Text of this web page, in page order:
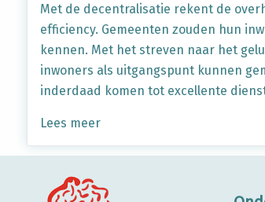
Met de decentralisatie rekent de
efficiency. Gemeenten zouden hun
kennen. Met het streven naar het
inwoners als uitgangspunt kunnen
inderdaad komen tot excellente
Lees meer